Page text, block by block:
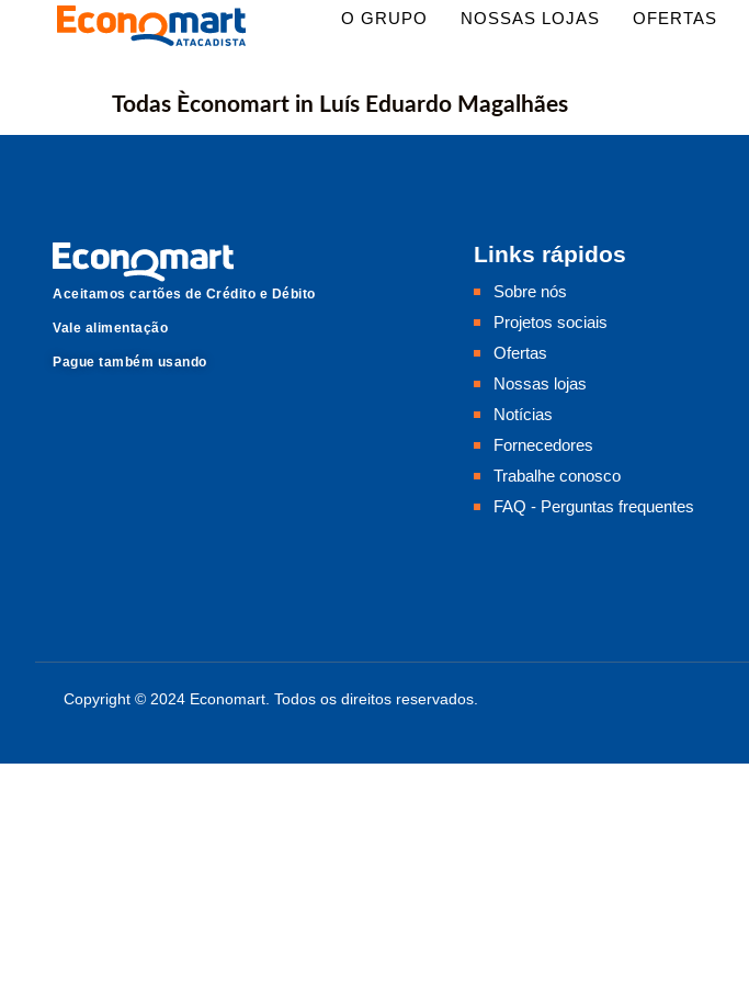
O GRUPO NOSSAS LOJAS OFERTAS
Todas Èconomart in Luís Eduardo Magalhães
Aceitamos cartões de Crédito e Débito
Vale alimentação
Pague também usando
Links rápidos
Sobre nós
Projetos sociais
Ofertas
Nossas lojas
Notícias
Fornecedores
Trabalhe conosco
FAQ - Perguntas frequentes
Copyright © 2024 Economart. Todos os direitos reservados.